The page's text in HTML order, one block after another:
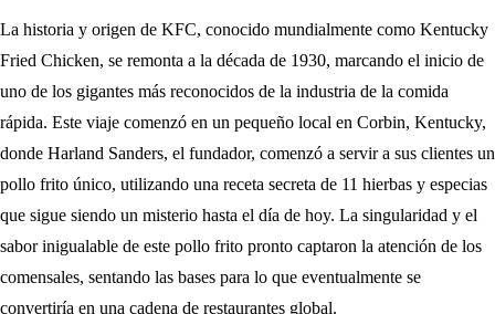
La historia y origen de KFC, conocido mundialmente como Kentucky
Fried Chicken, se remonta a la década de 1930, marcando el inicio de
uno de los gigantes más reconocidos de la industria de la comida
rápida. Este viaje comenzó en un pequeño local en Corbin, Kentucky,
donde Harland Sanders, el fundador, comenzó a servir a sus clientes un
pollo frito único, utilizando una receta secreta de 11 hierbas y especias
que sigue siendo un misterio hasta el día de hoy. La singularidad y el
sabor inigualable de este pollo frito pronto captaron la atención de los
comensales, sentando las bases para lo que eventualmente se
convertiría en una cadena de restaurantes global.